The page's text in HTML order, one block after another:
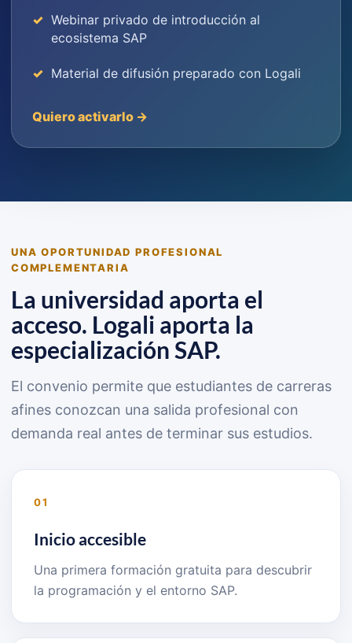
Webinar privado de introducción al
ecosistema SAP
Material de difusión preparado con Logali
Quiero activarlo →
UNA OPORTUNIDAD PROFESIONAL
COMPLEMENTARIA
La universidad aporta el
acceso. Logali aporta la
especialización SAP.
El convenio permite que estudiantes de carreras
afines conozcan una salida profesional con
demanda real antes de terminar sus estudios.
01
Inicio accesible
Una primera formación gratuita para descubrir
la programación y el entorno SAP.